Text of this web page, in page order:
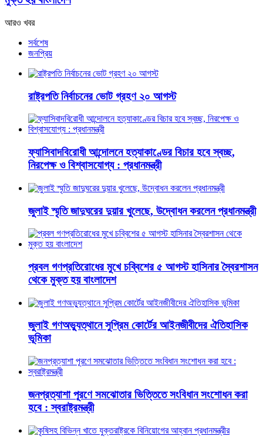
আরও খবর
সর্বশেষ
জনপ্রিয়
রাষ্ট্রপতি নির্বাচনের ভোট গ্রহণ ২০ আগস্ট
ফ্যাসিবাদবিরোধী আন্দোলনে হত্যাকাণ্ডের বিচার হবে স্বচ্ছ,
নিরপেক্ষ ও বিশ্বাসযোগ্য : প্রধানমন্ত্রী
জুলাই স্মৃতি জাদুঘরের দুয়ার খুলেছে, উদ্বোধন করলেন প্রধানমন্ত্রী
প্রবল গণপ্রতিরোধের মুখে চব্বিশের ৫ আগস্ট হাসিনার স্বৈরশাসন
থেকে মুক্ত হয় বাংলাদেশ
জুলাই গণঅভ্যুত্থানে সুপ্রিম কোর্টের আইনজীবীদের ঐতিহাসিক
ভূমিকা
জনপ্রত্যাশা পূরণে সমঝোতার ভিত্তিতে সংবিধান সংশোধন করা
হবে : স্বরাষ্ট্রমন্ত্রী